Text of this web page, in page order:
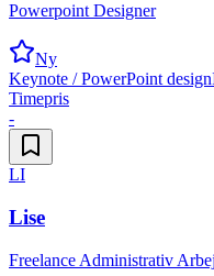
Powerpoint Designer
Ny
Keynote / PowerPoint design
Timepris
-
LI
Lise
Freelance Administrativ